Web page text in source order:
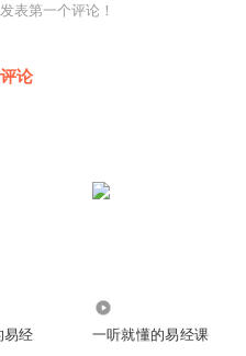
表第一个评论！
论
易经 一听就懂的易经课